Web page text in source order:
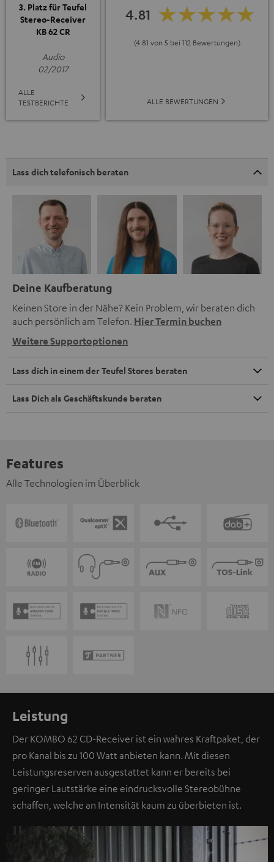
3. Platz für Teufel
Stereo-Receiver
KB 62 CR
Audio
02/2017
ALLE
TESTBERICHTE
4.81
(4.81 von 5 bei 112 Bewertungen)
ALLE BEWERTUNGEN
Lass dich telefonisch beraten
Deine Kaufberatung
Keinen Store in der Nähe? Kein Problem, wir beraten dich
auch persönlich am Telefon. Hier Termin buchen
Weitere Supportoptionen
Lass dich in einem der Teufel Stores beraten
Lass Dich als Geschäftskunde beraten
Features
Alle Technologien im Überblick
Leistung
Der KOMBO 62 CD-Receiver ist ein wahres Kraftpaket, der
pro Kanal bis zu 100 Watt anbieten kann. Mit diesen
Leistungsreserven ausgestattet kann er bereits bei
geringer Lautstärke eine eindrucksvolle Stereobühne
schaffen, welche an Intensität kaum zu überbieten ist.